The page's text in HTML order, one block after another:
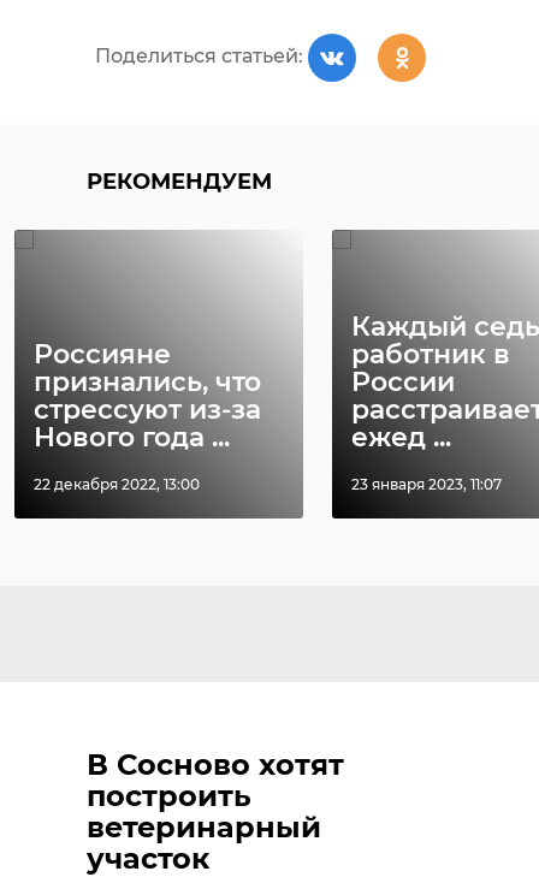
Поделиться статьей:
РЕКОМЕНДУЕМ
Россияне
признались, что
стрессуют из-за
Нового года ...
22 декабря 2022, 13:00
Каждый
работник в
России
ежед ...
23 января 2023, 11:07
В Сосново хотят
построить
ветеринарный
участок